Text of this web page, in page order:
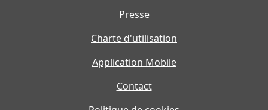
Presse
Charte d'utilisation
Application Mobile
Contact